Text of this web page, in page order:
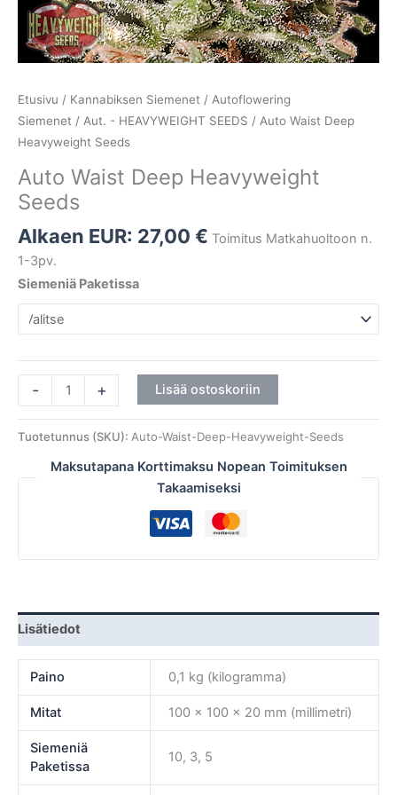
Etusivu / Kannabiksen Siemenet / Autoflowering
Siemenet / Aut. - HEAVYWEIGHT SEEDS / Auto Waist Deep
Heavyweight Seeds
Auto Waist Deep Heavyweight
Seeds
Alkaen EUR: 27,00 € Toimitus Matkahuoltoon n.
1-3pv.
Siemeniä Paketissa
- + Lisää ostoskoriin
Tuotetunnus (SKU): Auto-Waist-Deep-Heavyweight-Seeds
Maksutapana Korttimaksu Nopean Toimituksen
Takaamiseksi
Lisätiedot
Paino 0,1 kg (kilogramma)
Mitat 100 × 100 × 20 mm (millimetri)
Siemeniä
Paketissa
10, 3, 5